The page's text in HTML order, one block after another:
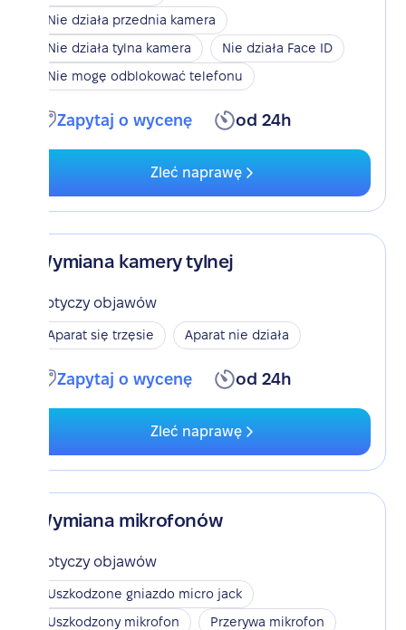
Nie działa przednia kamera
Nie działa tylna kamera
Nie działa Face ID
Nie mogę odblokować telefonu
Zapytaj o wycenę od 24h
Zleć naprawę
Wymiana kamery tylnej
Dotyczy objawów
Aparat się trzęsie Aparat nie działa
Zapytaj o wycenę od 24h
Zleć naprawę
Wymiana mikrofonów
Dotyczy objawów
Uszkodzone gniazdo micro jack
Uszkodzony mikrofon
Przerywa mikrofon